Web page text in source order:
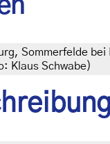
Sommerfelde
Klaus Schwabe)